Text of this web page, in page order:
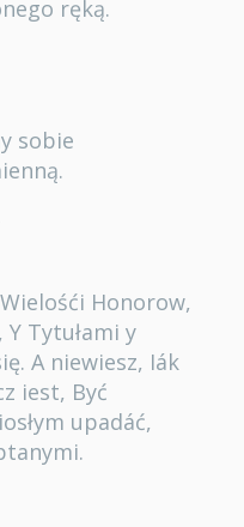
ręką.
sobie
Honorow,
Tytułami y
A niewiesz, Iák
iest, Być
upadáć,